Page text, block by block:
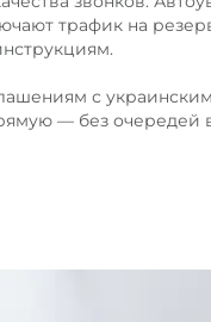
трафик на
с
— без очередей